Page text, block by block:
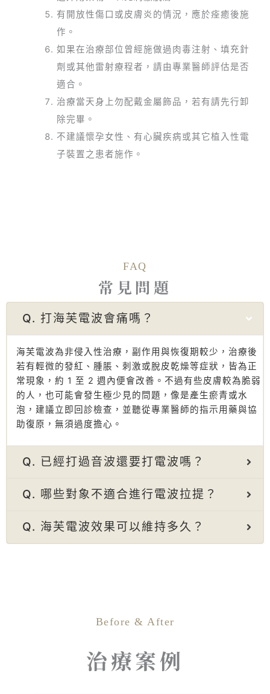
有開放性傷口或皮膚炎的情況，應於痊癒後施
作。
如果在治療部位曾經施做過肉毒注射、填充針
劑或其他雷射療程者，請由專業醫師評估是否
適合。
治療當天身上勿配戴金屬飾品，若有請先行卸
除完畢。
不建議懷孕女性、有心臟疾病或其它植入性電
子裝置之患者施作。
FAQ
常見問題
Q. 打海芙電波會痛嗎？
海芙電波為非侵入性治療，副作用與恢復期較少，治療後
若有輕微的發紅、腫脹、刺激或脫皮乾燥等症狀，皆為正
常現象，約 1 至 2 週內便會改善。不過有些皮膚較為脆弱
的人，也可能會發生極少見的問題，像是產生瘀青或水
泡，建議立即回診檢查，並聽從專業醫師的指示用藥與協
助復原，無須過度擔心。
Q. 已經打過音波還要打電波嗎？
Q. 哪些對象不適合進行電波拉提？
Q. 海芙電波效果可以維持多久？
Before & After
治療案例